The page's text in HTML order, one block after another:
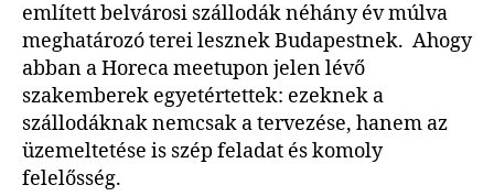
említett belvárosi szállodák néhány év múlva
meghatározó terei lesznek Budapestnek. Ahogy
abban a Horeca meetupon jelen lévő
szakemberek egyetértettek: ezeknek a
szállodáknak nemcsak a tervezése, hanem az
üzemeltetése is szép feladat és komoly
felelősség.